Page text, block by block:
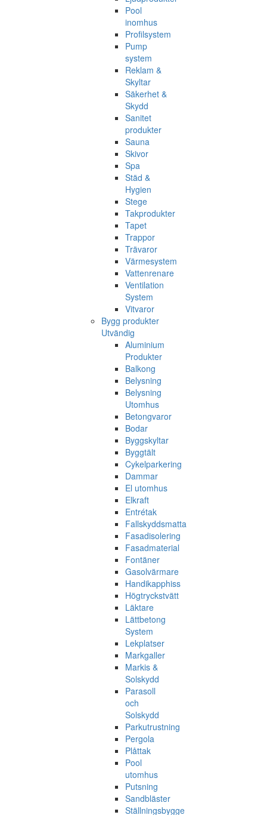
Pool
inomhus
Profilsystem
Pump
system
Reklam &
Skyltar
Säkerhet &
Skydd
Sanitet
produkter
Sauna
Skivor
Spa
Städ &
Hygien
Stege
Takprodukter
Tapet
Trappor
Trävaror
Värmesystem
Vattenrenare
Ventilation
System
Vitvaror
Bygg produkter
Utvändig
Aluminium
Produkter
Balkong
Belysning
Belysning
Utomhus
Betongvaror
Bodar
Byggskyltar
Byggtält
Cykelparkering
Dammar
El utomhus
Elkraft
Entrétak
Fallskyddsmatta
Fasadisolering
Fasadmaterial
Fontäner
Gasolvärmare
Handikapphiss
Högtryckstvätt
Läktare
Lättbetong
System
Lekplatser
Markgaller
Markis &
Solskydd
Parasoll
och
Solskydd
Parkutrustning
Pergola
Plåttak
Pool
utomhus
Putsning
Sandbläster
Ställningsbygge